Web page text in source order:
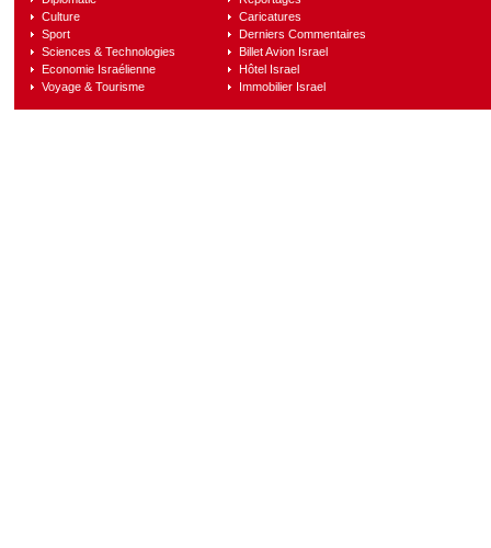
Culture
Sport
Sciences & Technologies
Economie Israélienne
Voyage & Tourisme
Caricatures
Derniers Commentaires
Billet Avion Israel
Hôtel Israel
Immobilier Israel